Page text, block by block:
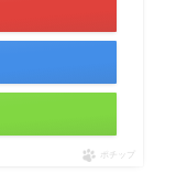
ポチップ